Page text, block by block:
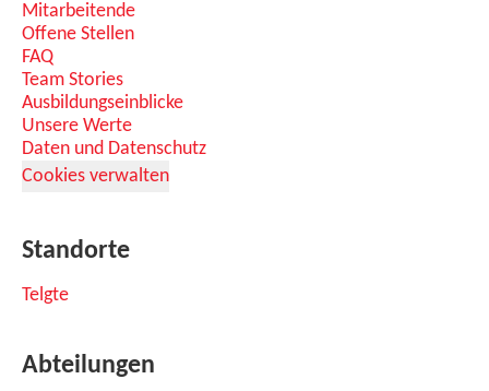
Mitarbeitende
Offene Stellen
FAQ
Team Stories
Ausbildungseinblicke
Unsere Werte
Daten und Datenschutz
Cookies verwalten
Standorte
Telgte
Abteilungen